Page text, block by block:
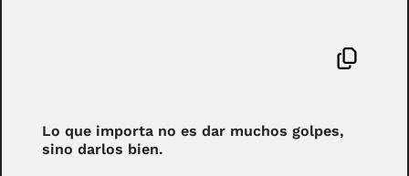
Lo que importa no es dar muchos golpes,
sino darlos bien.